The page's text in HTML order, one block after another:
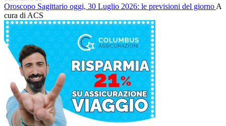
Oroscopo Sagittario oggi, 30 Luglio 2026: le previsioni del giorno A
cura di ACS